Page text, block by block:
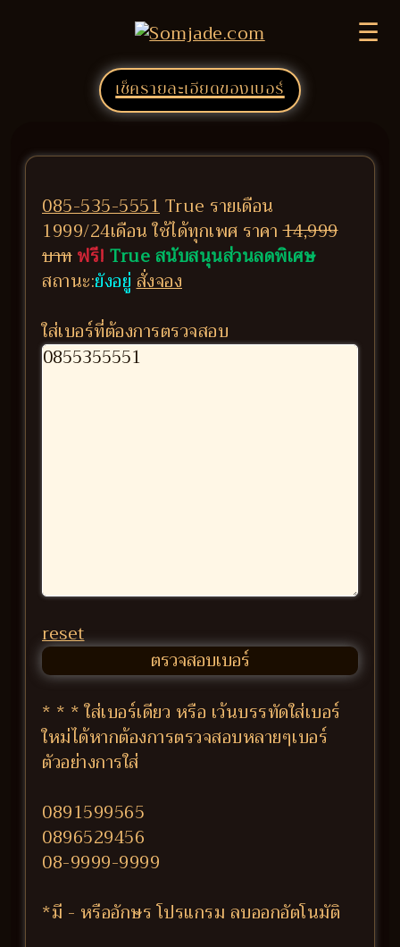
☰
เช็ครายละเอียดของเบอร์
085-535-5551True รายเดือน
1999/24เดือน ใช้ได้ทุกเพศ ราคา14,999
บาทฟรี! True สนับสนุนส่วนลดพิเศษ
สถานะ:ยังอยู่สั่งจอง
ใส่เบอร์ที่ต้องการตรวจสอบ
reset
* * * ใส่เบอร์เดียว หรือ เว้นบรรทัดใส่เบอร์
ใหม่ได้หากต้องการตรวจสอบหลายๆเบอร์
ตัวอย่างการใส่
0891599565
0896529456
08-9999-9999
*มี - หรืออักษร โปรแกรม ลบออกอัตโนมัติ